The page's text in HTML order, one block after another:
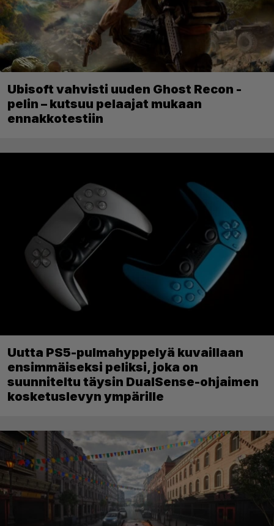
Ubisoft vahvisti uuden Ghost Recon -
pelin – kutsuu pelaajat mukaan
ennakkotestiin
Uutta PS5-pulmahyppelyä kuvaillaan
ensimmäiseksi peliksi, joka on
suunniteltu täysin DualSense-ohjaimen
kosketuslevyn ympärille